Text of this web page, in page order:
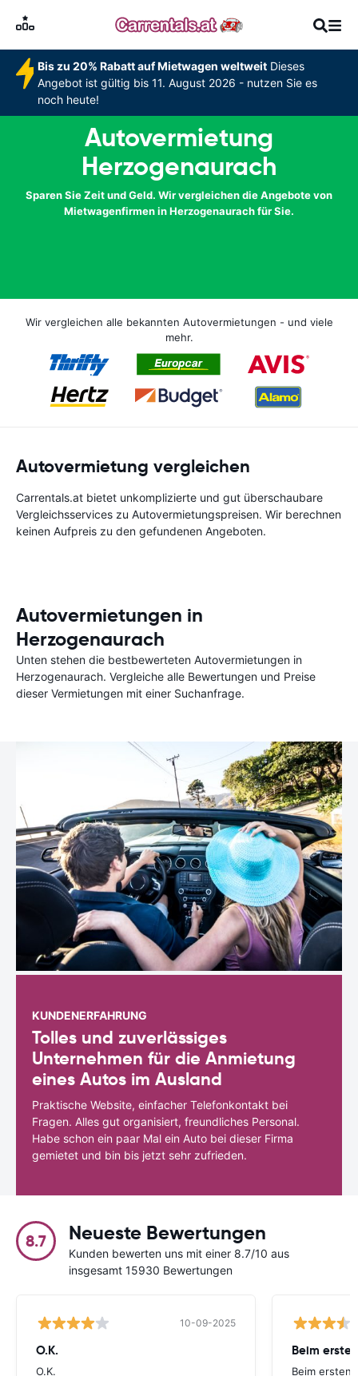
Bis zu 20% Rabatt auf Mietwagen weltweitDieses
Angebot ist gültig bis 11. August 2026 - nutzen Sie es
noch heute!
Autovermietung
Herzogenaurach
Sparen Sie Zeit und Geld. Wir vergleichen die Angebote von
Mietwagenfirmen in Herzogenaurach für Sie.
Wir vergleichen alle bekannten Autovermietungen - und viele
mehr.
Autovermietung vergleichen
Carrentals.at bietet unkomplizierte und gut überschaubare
Vergleichsservices zu Autovermietungspreisen. Wir berechnen
keinen Aufpreis zu den gefundenen Angeboten.
Autovermietungen in
Herzogenaurach
Unten stehen die bestbewerteten Autovermietungen in
Herzogenaurach. Vergleiche alle Bewertungen und Preise
dieser Vermietungen mit einer Suchanfrage.
KUNDENERFAHRUNG
Tolles und zuverlässiges
Unternehmen für die Anmietung
eines Autos im Ausland
Praktische Website, einfacher Telefonkontakt bei
Fragen. Alles gut organisiert, freundliches Personal.
Habe schon ein paar Mal ein Auto bei dieser Firma
gemietet und bin bis jetzt sehr zufrieden.
8.7 Neueste Bewertungen
Kunden bewerten uns mit einer 8.7/10 aus
insgesamt 15930 Bewertungen
10-09-2025
O.K.
O.K.
Beim
Beim ersten